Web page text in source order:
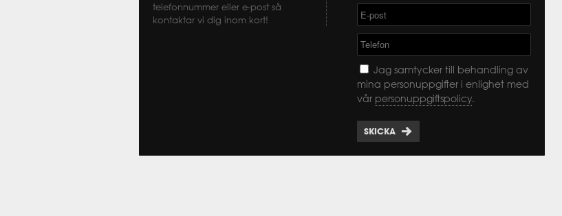
telefonnummer eller e-post så
kontaktar vi dig inom kort!
Jag samtycker till behandling av
mina personuppgifter i enlighet med
vår personuppgiftspolicy.
SKICKA